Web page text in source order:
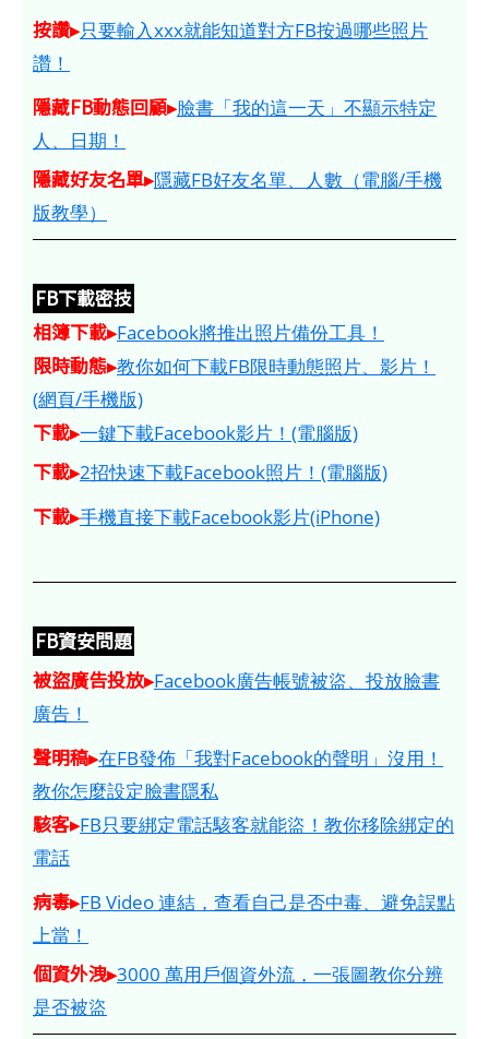
按讚▸只要輸入xxx就能知道對方FB按過哪些照片
讚！
隱藏FB動態回顧▸臉書「我的這一天」不顯示特定
人、日期！
隱藏好友名單▸隱藏FB好友名單、人數（電腦/手機
版教學）
FB下載密技
相簿下載▸Facebook將推出照片備份工具！
限時動態▸教你如何下載FB限時動態照片、影片！
(網頁/手機版)
下載▸一鍵下載Facebook影片！(電腦版)
下載▸2招快速下載Facebook照片！(電腦版)
下載▸手機直接下載Facebook影片(iPhone)
FB資安問題
被盜廣告投放▸Facebook廣告帳號被盜、投放臉書
廣告！
聲明稿▸在FB發佈「我對Facebook的聲明」沒用！
教你怎麼設定臉書隱私
駭客▸FB只要綁定電話駭客就能盜！教你移除綁定的
電話
病毒▸FB Video 連結，查看自己是否中毒、避免誤點
上當！
個資外洩▸3000 萬用戶個資外流，一張圖教你分辨
是否被盜